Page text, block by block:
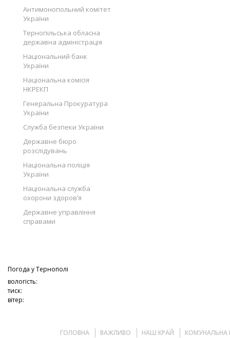
Антимонопольний комітет
України
Тернопільська обласна
державна адміністрація
Національний банк
України
Національна комісія
НКРЕКП
Генеральна Прокуратура
України
Служба безпеки України
Державне бюро
розслідувань
Національна поліція
України
Національна служба
охорони здоров’я
Державне управління
справами
Погода уТернополі
вологість:
тиск:
вітер:
ГОЛОВНА ВАЖЛИВО НАШ КРАЙ
КОМУНАЛЬНА